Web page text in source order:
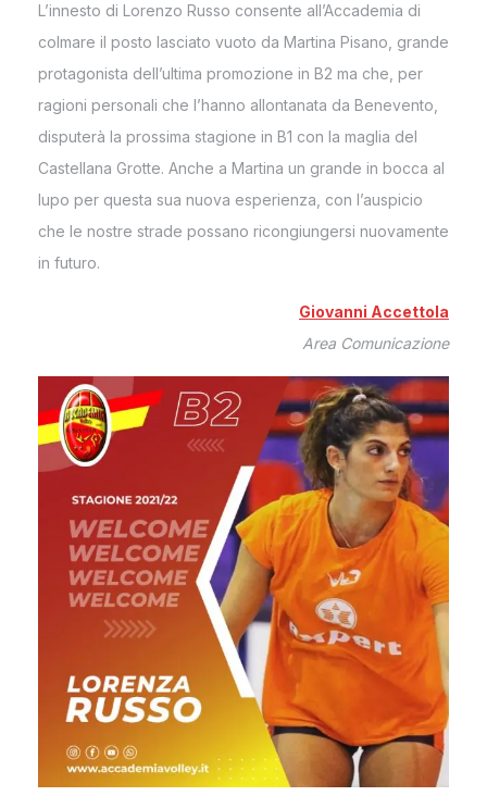
L’innesto di Lorenzo Russo consente all’Accademia di
colmare il posto lasciato vuoto da Martina Pisano, grande
protagonista dell’ultima promozione in B2 ma che, per
ragioni personali che l’hanno allontanata da Benevento,
disputerà la prossima stagione in B1 con la maglia del
Castellana Grotte. Anche a Martina un grande in bocca al
lupo per questa sua nuova esperienza, con l’auspicio
che le nostre strade possano ricongiungersi nuovamente
in futuro.
Giovanni Accettola
Area Comunicazione